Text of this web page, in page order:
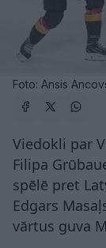
Foto: Ansis
Viedokli par
Filipa
spēlē pret
Edgars
vārtus guva